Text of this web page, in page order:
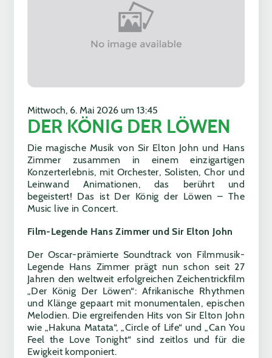
Mittwoch, 6. Mai 2026 um 13:45
DER KÖNIG DER LÖWEN
Die magische Musik von Sir Elton John und Hans
Zimmer zusammen in einem einzigartigen
Konzerterlebnis, mit Orchester, Solisten, Chor und
Leinwand Animationen, das berührt und
begeistert! Das ist Der König der Löwen – The
Music live in Concert.
Film-Legende Hans Zimmer und Sir Elton John
Der Oscar-prämierte Soundtrack von Filmmusik-
Legende Hans Zimmer prägt nun schon seit 27
Jahren den weltweit erfolgreichen Zeichentrickfilm
„Der König Der Löwen“: Afrikanische Rhythmen
und Klänge gepaart mit monumentalen, epischen
Melodien. Die ergreifenden Hits von Sir Elton John
wie „Hakuna Matata“, „Circle of Life“ und „Can You
Feel the Love Tonight“ sind zeitlos und für die
Ewigkeit komponiert.